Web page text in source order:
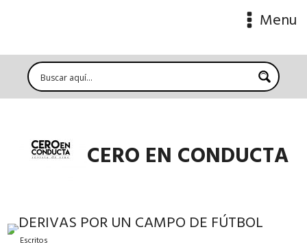
Menu
CERO EN CONDUCTA
Escritos